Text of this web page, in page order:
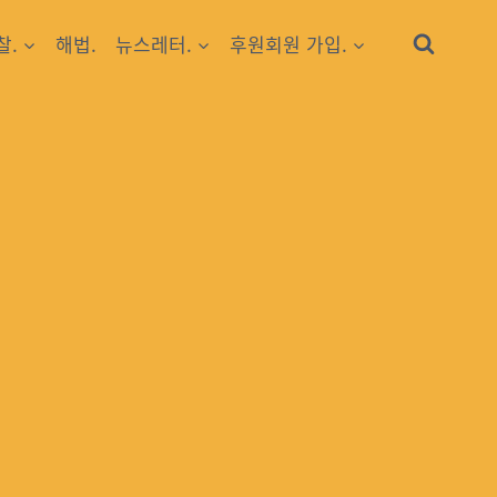
. 해법. 뉴스레터. 후원회원 가입.